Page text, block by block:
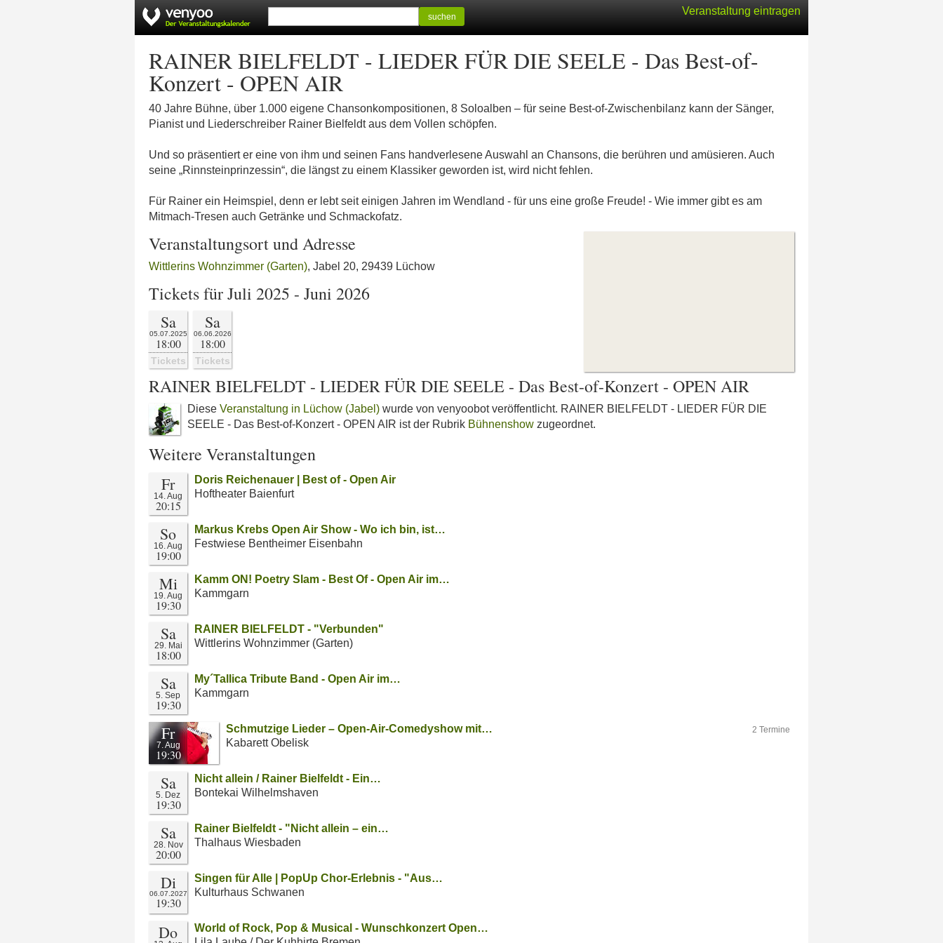
Veranstaltung eintragen
suchen
RAINER BIELFELDT - LIEDER FÜR DIE SEELE - Das Best-of-
Konzert - OPEN AIR
40 Jahre Bühne, über 1.000 eigene Chansonkompositionen, 8 Soloalben – für seine Best-of-Zwischenbilanz kann der Sänger,
Pianist und Liederschreiber Rainer Bielfeldt aus dem Vollen schöpfen.
Und so präsentiert er eine von ihm und seinen Fans handverlesene Auswahl an Chansons, die berühren und amüsieren. Auch
seine „Rinnsteinprinzessin“, die längst zu einem Klassiker geworden ist, wird nicht fehlen.
Für Rainer ein Heimspiel, denn er lebt seit einigen Jahren im Wendland - für uns eine große Freude! - Wie immer gibt es am
Mitmach-Tresen auch Getränke und Schmackofatz.
Veranstaltungsort und Adresse
Wittlerins Wohnzimmer (Garten), Jabel 20, 29439 Lüchow
Tickets für Juli 2025 - Juni 2026
Sa
05.07.2025
18:00
Tickets
Sa
06.06.2026
18:00
Tickets
RAINER BIELFELDT - LIEDER FÜR DIE SEELE - Das Best-of-Konzert - OPEN AIR
Diese Veranstaltung in Lüchow (Jabel) wurde von venyoobot veröffentlicht. RAINER BIELFELDT - LIEDER FÜR DIE
SEELE - Das Best-of-Konzert - OPEN AIR ist der Rubrik Bühnenshow zugeordnet.
Weitere Veranstaltungen
Fr
14. Aug
20:15
Doris Reichenauer | Best of - Open Air
Hoftheater Baienfurt
So
16. Aug
19:00
Markus Krebs Open Air Show - Wo ich bin, ist…
Festwiese Bentheimer Eisenbahn
Mi
19. Aug
19:30
Kamm ON! Poetry Slam - Best Of - Open Air im…
Kammgarn
Sa
29. Mai
18:00
RAINER BIELFELDT - "Verbunden"
Wittlerins Wohnzimmer (Garten)
Sa
5. Sep
19:30
My´Tallica Tribute Band - Open Air im…
Kammgarn
Fr
7. Aug
19:30
2 Termine
Schmutzige Lieder – Open-Air-Comedyshow mit…
Kabarett Obelisk
Sa
5. Dez
19:30
Nicht allein / Rainer Bielfeldt - Ein…
Bontekai Wilhelmshaven
Sa
28. Nov
20:00
Rainer Bielfeldt - "Nicht allein – ein…
Thalhaus Wiesbaden
Di
06.07.2027
19:30
Singen für Alle | PopUp Chor-Erlebnis - "Aus…
Kulturhaus Schwanen
Do
World of Rock, Pop & Musical - Wunschkonzert Open…